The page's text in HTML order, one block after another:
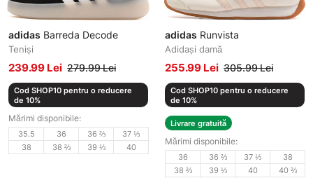
adidas Barreda Decode
Teniși
239.99 Lei 279.99 Lei
Cod SHOP10 pentru o reducere
de 10%
Mărimi disponibile:
35.5 36 36 ⅔
37 ⅓
38
38 ⅔ 39 ⅓ 40
adidas Runvista
Adidași damă
255.99 Lei 305.99 Lei
Cod SHOP10 pentru o reducere
de 10%
Livrare gratuită
Mărimi disponibile:
36 36 ⅔ 37 ⅓
38
38 ⅔
39 ⅓ 40
40 ⅔